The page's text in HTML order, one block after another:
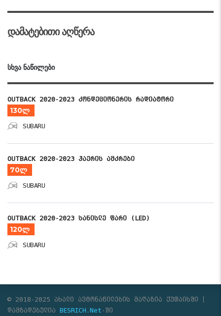
დამატებითი აღწერა
ᲡᲮᲕᲐ ᲜᲐᲬᲘᲚᲔᲑᲘ
OUTBACK 2020-2023 კონდეციონერის რადიატორი
130ლ
SUBARU
OUTBACK 2020-2023 ჰაერის ამკრები
70ლ
SUBARU
OUTBACK 2020-2023 სანისლე ფარი (LED)
120ლ
SUBARU
© 2018-2025 ახალი ავტონაწილების მაღაზია ქუთაისში
დამზადებულია BESRICH.Net -ში